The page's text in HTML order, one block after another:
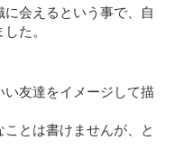
会えるという事で、自
た。
友達をイメージして描
とは書けませんが、と